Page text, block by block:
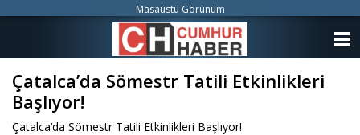
Çatalca’da Sömestr Tatili Etkinlikleri
Başlıyor!
Çatalca’da Sömestr Tatili Etkinlikleri Başlıyor!
Masaüstü Görünüm
KATEGORİLER